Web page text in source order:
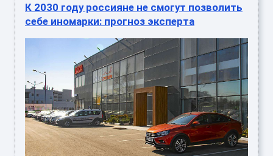
К 2030 году россияне не смогут позволить
себе иномарки: прогноз эксперта